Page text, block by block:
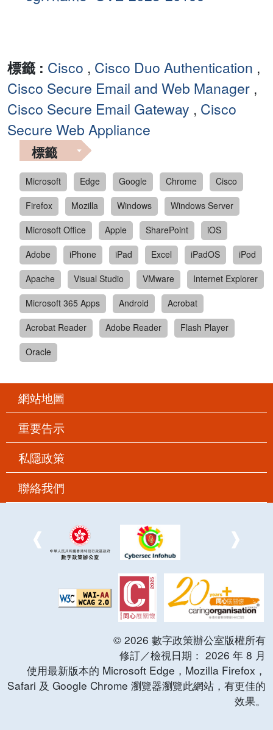
標籤 : Cisco , Cisco Duo Authentication ,
Cisco Secure Email and Web Manager ,
Cisco Secure Email Gateway , Cisco
Secure Web Appliance
標籤
Microsoft Edge Google Chrome
Cisco
Firefox
Mozilla Windows
Windows Server
Microsoft Office
Apple SharePoint
iOS
Adobe
iPhone iPad Excel iPadOS
iPod
Apache
Visual Studio VMware
Internet Explorer
Microsoft 365 Apps
Android
Acrobat
Acrobat Reader
Adobe Reader
Flash Player
Oracle
網站地圖
重要告示
私隱政策
聯絡我們
© 2026 數字政策辦公室版權所有
修訂／檢視日期： 2026 年 8 月
使用最新版本的 Microsoft Edge，Mozilla Firefox，
Safari 及 Google Chrome 瀏覽器瀏覽此網站，有更佳的
效果。